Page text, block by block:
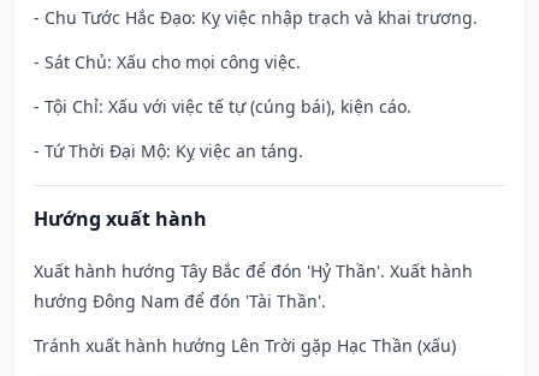
- Chu Tước Hắc Đạo: Kỵ việc nhập trạch và khai trương.
- Sát Chủ: Xấu cho mọi công việc.
- Tội Chỉ: Xấu với việc tế tự (cúng bái), kiện cáo.
- Tứ Thời Đại Mộ: Kỵ việc an táng.
Hướng xuất hành
Xuất hành hướng Tây Bắc để đón 'Hỷ Thần'. Xuất hành
hướng Đông Nam để đón 'Tài Thần'.
Tránh xuất hành hướng Lên Trời gặp Hạc Thần (xấu)